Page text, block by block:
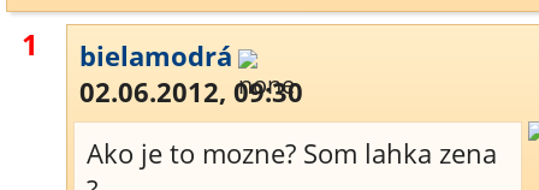
1
bielamodrá
02.06.2012, 09:30
Ako je to mozne? Som lahka zena